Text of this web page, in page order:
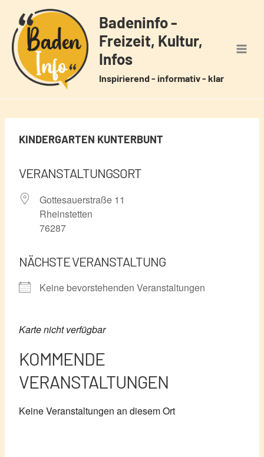
Inhalt
springen
Badeninfo -
Freizeit, Kultur,
Infos
Inspirierend - informativ - klar
KINDERGARTEN KUNTERBUNT
VERANSTALTUNGSORT
Gottesauerstraße 11
Rheinstetten
76287
NÄCHSTE VERANSTALTUNG
Keine bevorstehenden Veranstaltungen
Karte nicht verfügbar
KOMMENDE
VERANSTALTUNGEN
Keine Veranstaltungen an diesem Ort